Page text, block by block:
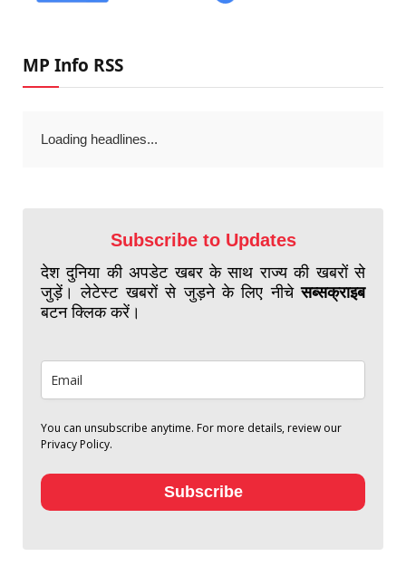
MP Info RSS
Loading headlines...
Subscribe to Updates
देश दुनिया की अपडेट खबर के साथ राज्य की खबरों से
जुड़ें। लेटेस्ट खबरों से जुड़ने के लिए नीचेसब्सक्राइब
बटन क्लिक करें।
You can unsubscribe anytime. For more details, review our
Privacy Policy.
Subscribe